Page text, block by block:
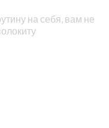
на себя, вам не